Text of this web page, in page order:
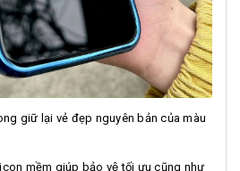
giữ lại vẻ đẹp nguyên bản của màu
mềm giúp bảo vệ tối ưu cũng như